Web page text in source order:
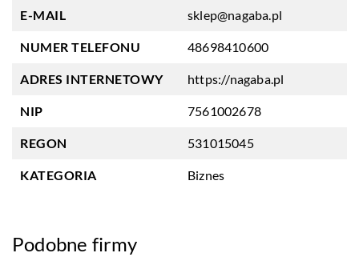
E-MAIL sklep@nagaba.pl
NUMER TELEFONU 48698410600
ADRES INTERNETOWY https://nagaba.pl
NIP 7561002678
REGON 531015045
KATEGORIA Biznes
Podobne firmy